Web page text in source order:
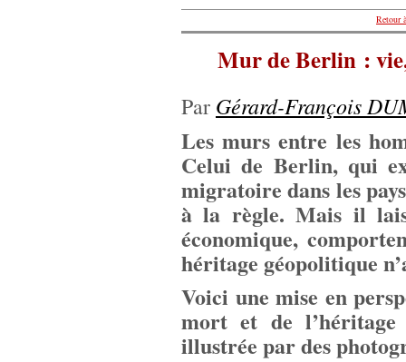
Retour
Mur de Berlin :
Par Gérard-François
Les murs entre les
Celui de Berlin, qui
migratoire dans les
à la règle. Mais il
économique,
héritage géopolitique
Voici une mise en
mort et de
illustrée par des